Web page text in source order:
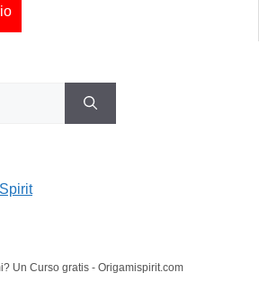
Un Curso gratis - Origamispirit.com